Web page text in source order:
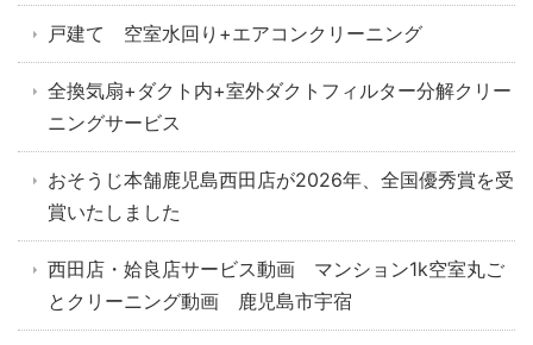
戸建て 空室水回り+エアコンクリーニング
全換気扇+ダクト内+室外ダクトフィルター分解クリー
ニングサービス
おそうじ本舗鹿児島西田店が2026年、全国優秀賞を受
賞いたしました
西田店・姶良店サービス動画 マンション1k空室丸ご
とクリーニング動画 鹿児島市宇宿